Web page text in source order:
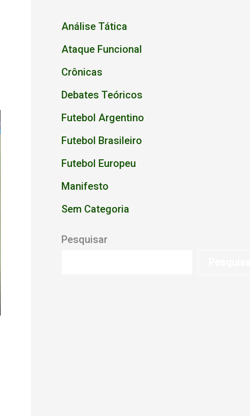
Análise Tática
Ataque Funcional
Crônicas
Debates Teóricos
Futebol Argentino
Futebol Brasileiro
Futebol Europeu
Manifesto
Sem Categoria
Pesquisar